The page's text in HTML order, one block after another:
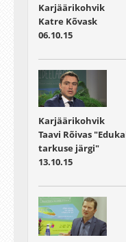
Karjäärikohvik
Katre Kõvask
06.10.15
Karjäärikohvik
Taavi Rõivas
tarkuse järgi"
13.10.15